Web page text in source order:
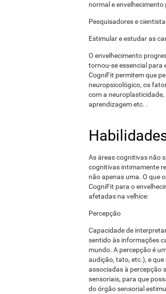
normal e
Pesquisadores e
Estimular e estudar as
O envelhecimento
tornou-se essencial para
CogniFit permitem que
neuropsicológico, os
com a
aprendizagem etc. .
As áreas cognitivas não
cognitivas intimamente
não apenas uma. O que
CogniFit para o
afetadas na velhice:
Percepção
Capacidade de
sentido às informações
mundo. A percepção é
audição, tato, etc.), e
associadas à percepção
sensoriais, para que
do órgão sensorial